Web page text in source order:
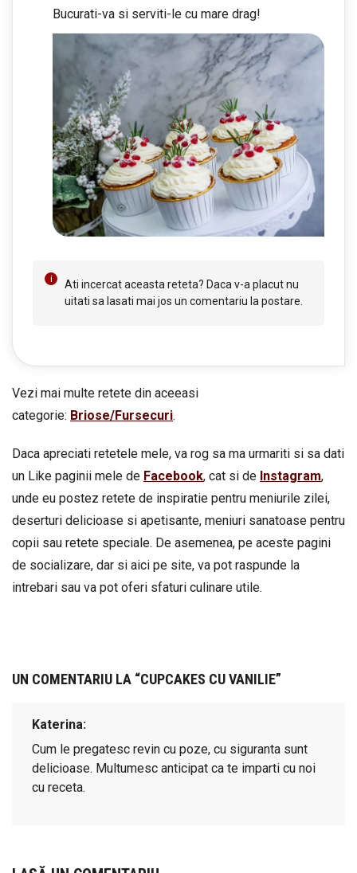
Bucurati-va si serviti-le cu mare drag!
Ati incercat aceasta reteta? Daca v-a placut nu
uitati sa lasati mai jos un comentariu la postare.
Vezi mai multe retete din aceeasi
categorie: Briose/Fursecuri.
Daca apreciati retetele mele, va rog sa ma urmariti si sa dati
un Like paginii mele de Facebook, cat si de Instagram,
unde eu postez retete de inspiratie pentru meniurile zilei,
deserturi delicioase si apetisante, meniuri sanatoase pentru
copii sau retete speciale. De asemenea, pe aceste pagini
de socializare, dar si aici pe site, va pot raspunde la
intrebari sau va pot oferi sfaturi culinare utile.
UN COMENTARIU LA “CUPCAKES CU VANILIE”
Katerina
Cum le pregatesc revin cu poze, cu siguranta sunt
delicioase. Multumesc anticipat ca te imparti cu noi
cu receta.